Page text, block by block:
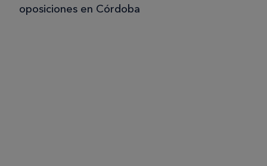
oposiciones en Córdoba